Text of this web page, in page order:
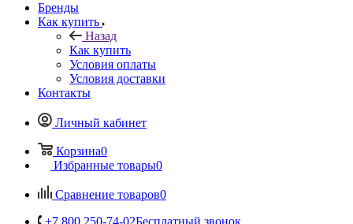
Бренды
Как купить
Назад
Как купить
Условия оплаты
Условия доставки
Контакты
Личный кабинет
Корзина0
Избранные товары0
Сравнение товаров0
+7 800 250-74-02Бесплатный звонок